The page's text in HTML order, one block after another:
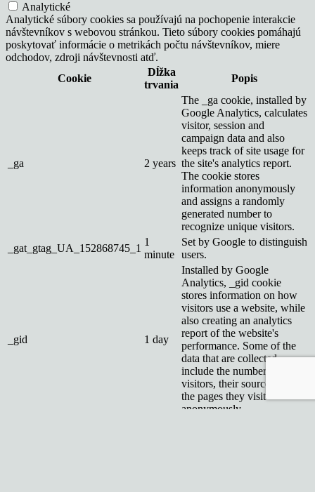
Analytické
Analytické súbory cookies sa používajú na pochopenie interakcie
návštevníkov s webovou stránkou. Tieto súbory cookies pomáhajú
poskytovať informácie o metrikách počtu návštevníkov, miere
odchodov, zdroji návštevnosti atď.
Cookie
Dĺžka
trvania
Popis
_ga 2 years
The _ga cookie, installed by
Google Analytics, calculates
visitor, session and
campaign data and also
keeps track of site usage for
the site's analytics report.
The cookie stores
information anonymously
and assigns a randomly
generated number to
recognize unique visitors.
_gat_gtag_UA_152868745_1
1
minute
Set by Google to distinguish
users.
_gid 1 day
Installed by Google
Analytics, _gid cookie
stores information on how
visitors use a website, while
also creating an analytics
report of the website's
performance. Some of the
data that are collected
include the number of
visitors, their source, and
the pages they visit
anonymously.